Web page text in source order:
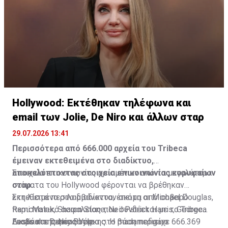
Hollywood: Εκτέθηκαν τηλέφωνα και
email των Jolie, De Niro και άλλων σταρ
29.07.2026 13:41
Περισσότερα από 666.000 αρχεία του Tribeca
έμειναν εκτεθειμένα στο διαδίκτυο,
αποκαλύπτοντας στοιχεία επικοινωνίας κορυφαίων
σταρ.
Στοιχεία επικοινωνίας ορισμένων από τα μεγαλύτερα
ονόματα του Hollywood φέρονται να βρέθηκαν
εκτεθειμένα στο διαδίκτυο, έπειτα από σοβαρό
περιστατικό ασφαλείας που συνδέεται με το Tribeca
Festival της Νέας Υόρκης. Η βάση περιείχε 666.369
Στη λίστα περιλαμβάνονταν ακόμη οι Michael Douglas,
Rami Malek, Sharon Stone, Neil Patrick Harris, George
Lucas και Danny Boyle.
Διαβάστε περισσότερα στο madamefigaro